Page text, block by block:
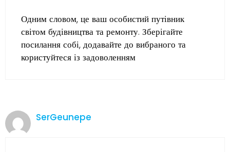
Одним словом, це ваш особистий путівник
світом будівництва та ремонту. Зберігайте
посилання собі, додавайте до вибраного та
користуйтеся із задоволенням
SerGeunepe